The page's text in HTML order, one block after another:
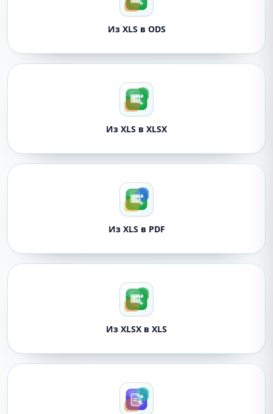
Из XLS в ODS
Из XLS в XLSX
Из XLS в PDF
Из XLSX в XLS